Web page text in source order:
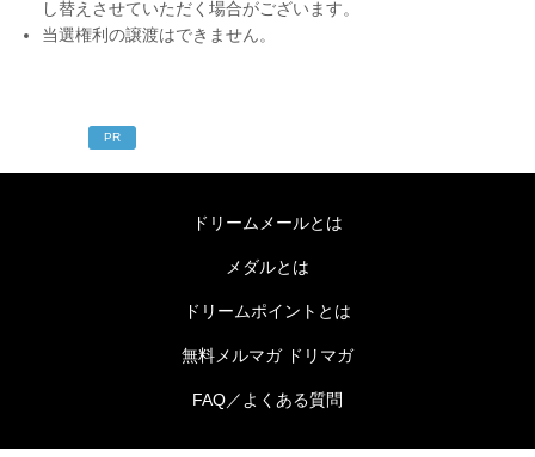
し替えさせていただく場合がございます。
当選権利の譲渡はできません。
PR
ドリームメールとは
メダルとは
ドリームポイントとは
無料メルマガ ドリマガ
FAQ／よくある質問